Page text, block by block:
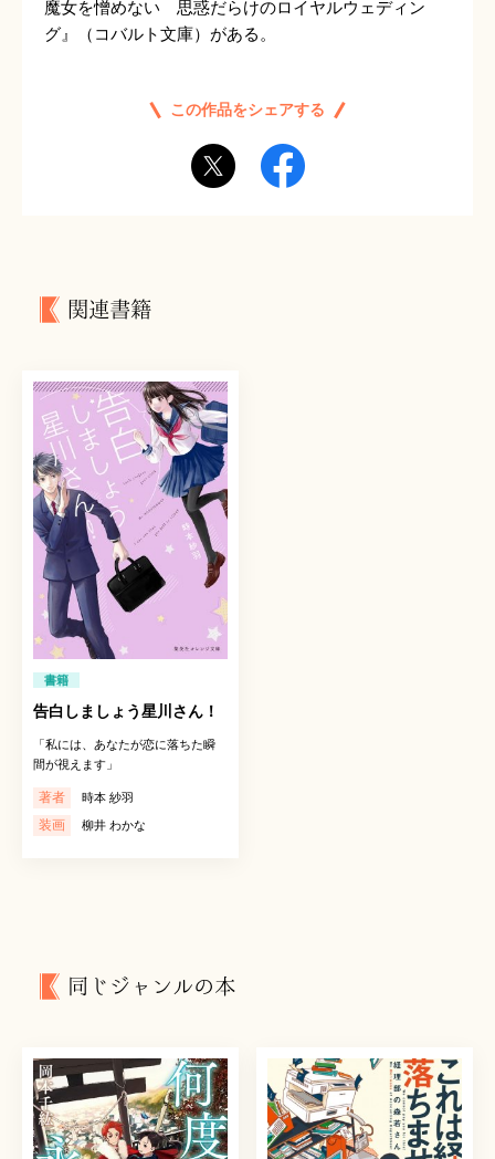
魔女を憎めない 思惑だらけのロイヤルウェディン
グ』（コバルト文庫）がある。
この作品をシェアする
関連書籍
書籍
告白しましょう星川さん！
「私には、あなたが恋に落ちた瞬
間が視えます」
著者 時本 紗羽
装画 柳井 わかな
同じジャンルの本